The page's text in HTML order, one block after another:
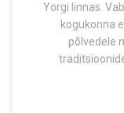
Yorgi linnas.
kogukonna
põlvedele